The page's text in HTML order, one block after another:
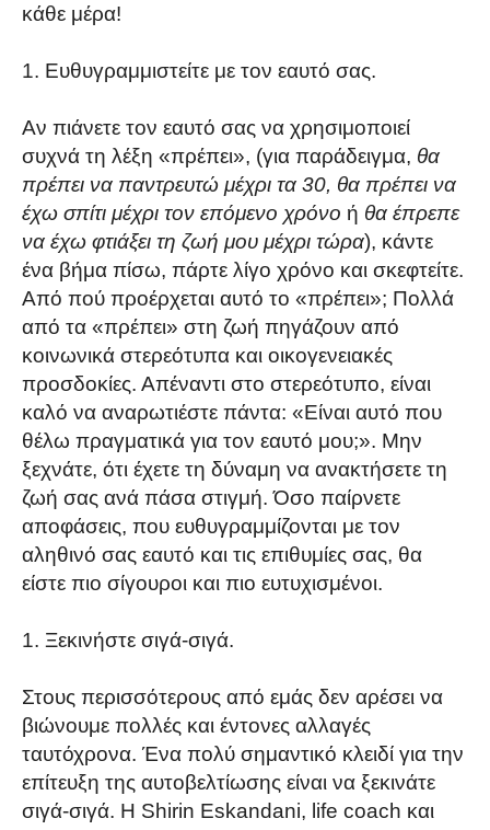
κάθε μέρα!
Ευθυγραμμιστείτε με τον εαυτό σας.
Αν πιάνετε τον εαυτό σας να χρησιμοποιεί
συχνά τη λέξη «πρέπει», (για παράδειγμα, θα
πρέπει να παντρευτώ μέχρι τα 30, θα πρέπει να
έχω σπίτι μέχρι τον επόμενο χρόνο ή θα έπρεπε
να έχω φτιάξει τη ζωή μου μέχρι τώρα), κάντε
ένα βήμα πίσω, πάρτε λίγο χρόνο και σκεφτείτε.
Από πού προέρχεται αυτό το «πρέπει»; Πολλά
από τα «πρέπει» στη ζωή πηγάζουν από
κοινωνικά στερεότυπα και οικογενειακές
προσδοκίες. Απέναντι στο στερεότυπο, είναι
καλό να αναρωτιέστε πάντα: «Είναι αυτό που
θέλω πραγματικά για τον εαυτό μου;». Μην
ξεχνάτε, ότι έχετε τη δύναμη να ανακτήσετε τη
ζωή σας ανά πάσα στιγμή. Όσο παίρνετε
αποφάσεις, που ευθυγραμμίζονται με τον
αληθινό σας εαυτό και τις επιθυμίες σας, θα
είστε πιο σίγουροι και πιο ευτυχισμένοι.
Ξεκινήστε σιγά-σιγά.
Στους περισσότερους από εμάς δεν αρέσει να
βιώνουμε πολλές και έντονες αλλαγές
ταυτόχρονα. Ένα πολύ σημαντικό κλειδί για την
επίτευξη της αυτοβελτίωσης είναι να ξεκινάτε
σιγά-σιγά. Η Shirin Eskandani, life coach και